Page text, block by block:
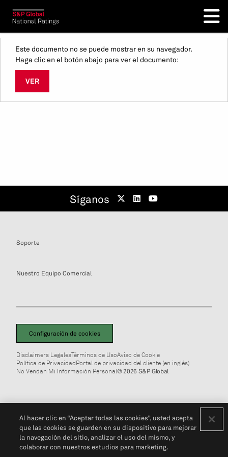
Este documento no se puede mostrar en su navegador.
Haga clic en el botón abajo para ver el documento:
VER
Síganos
Soporte
Nuestro Equipo Comercial
Configuración de cookies
Disclaimers LegalesTérminos de UsoAviso de Cookie
Política de PrivacidadPortal de privacidad del cliente (en inglés)
No Vendan Mi Información Personal© 2026 S&P Global
Al hacer clic en “Aceptar todas las cookies”, usted acepta
que las cookies se guarden en su dispositivo para mejorar
la navegación del sitio, analizar el uso del mismo, y
colaborar con nuestros estudios para marketing.